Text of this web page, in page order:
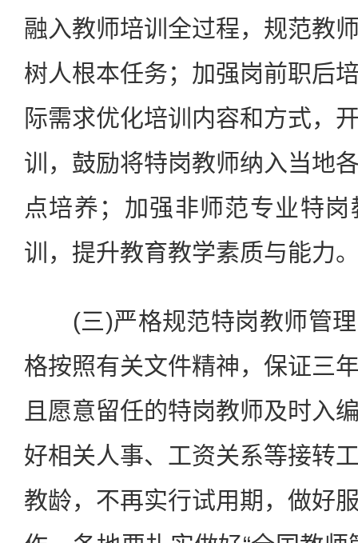
融入教师培训全过程，规范教
树人根本任务；加强岗前职后
际需求优化培训内容和方式，
训，鼓励将特岗教师纳入当地
点培养；加强非师范专业特
训，提升教育教学素质与能力
(三)严格规范特岗教师管理
格按照有关文件精神，保证三
且愿意留任的特岗教师及时入
好相关人事、工资关系等接转
教龄，不再实行试用期，做好